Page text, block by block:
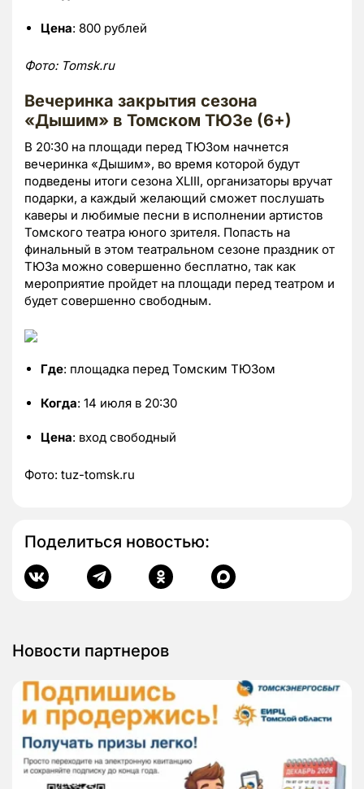
Цена: 800 рублей
Фото: Tomsk.ru
Вечеринка закрытия сезона
«Дышим» в Томском ТЮЗе (6+)
В 20:30 на площади перед ТЮЗом начнется
вечеринка «Дышим», во время которой будут
подведены итоги сезона XLIII, организаторы вручат
подарки, а каждый желающий сможет послушать
каверы и любимые песни в исполнении артистов
Томского театра юного зрителя. Попасть на
финальный в этом театральном сезоне праздник от
ТЮЗа можно совершенно бесплатно, так как
мероприятие пройдет на площади перед театром и
будет совершенно свободным.
Где: площадка перед Томским ТЮЗом
Когда: 14 июля в 20:30
Цена: вход свободный
Фото: tuz-tomsk.ru
Поделиться новостью:
Новости партнеров